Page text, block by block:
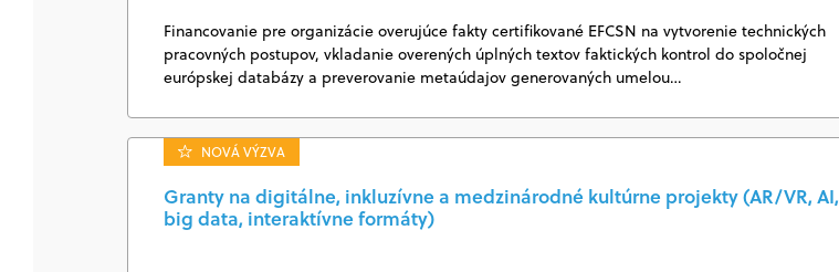
Financovanie pre organizácie overujúce fakty certifikované EFCSN na vytvorenie technických
pracovných postupov, vkladanie overených úplných textov faktických kontrol do spoločnej
európskej databázy a preverovanie metaúdajov generovaných umelou…
NOVÁ VÝZVA
Granty na digitálne, inkluzívne a medzinárodné kultúrne projekty (AR/VR, AI,
big data, interaktívne formáty)